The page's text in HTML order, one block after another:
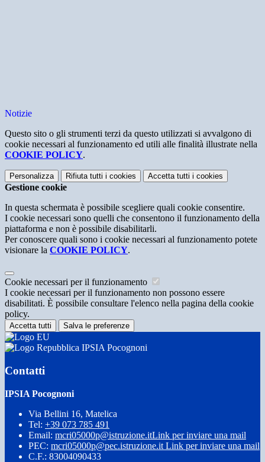
Notizie
Questo sito o gli strumenti terzi da questo utilizzati si avvalgono di
cookie necessari al funzionamento ed utili alle finalità illustrate nella
COOKIE POLICY.
Personalizza Rifiuta tutti i cookies Accetta tutti i cookies
Gestione cookie
In questa schermata è possibile scegliere quali cookie consentire.
I cookie necessari sono quelli che consentono il funzionamento della
piattaforma e non è possibile disabilitarli.
Per conoscere quali sono i cookie necessari al funzionamento potete
visionare la COOKIE POLICY.
Cookie necessari per il funzionamento
I cookie necessari per il funzionamento non possono essere
disabilitati. È possibile consultare l'elenco nella pagina della cookie
policy.
Accetta tutti Salva le preferenze
IPSIA Pocognoni
Contatti
IPSIA Pocognoni
Via Bellini 16, Matelica
Tel: +39 073 785 491
Email: mcri05000p@istruzione.itLink per inviare una mail
PEC: mcri05000p@pec.istruzione.it Link per inviare una mail
C.F.: 83004090433